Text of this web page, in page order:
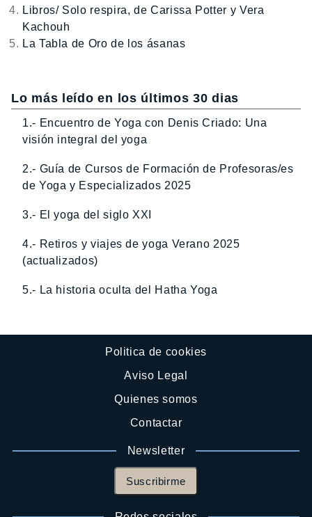
Libros/ Solo respira, de Carissa Potter y Vera
Kachouh
La Tabla de Oro de los ásanas
Lo más leído en los últimos 30 dias
1.- Encuentro de Yoga con Denis Criado: Una
visión integral del yoga
2.- Guía de Cursos de Formación de Profesoras/es
de Yoga y Especializados 2025
3.- El yoga del siglo XXI
4.- Retiros y viajes de yoga Verano 2025
(actualizados)
5.- La historia oculta del Hatha Yoga
Politica de cookies
Aviso Legal
Quienes somos
Contactar
Newsletter
Suscribirme